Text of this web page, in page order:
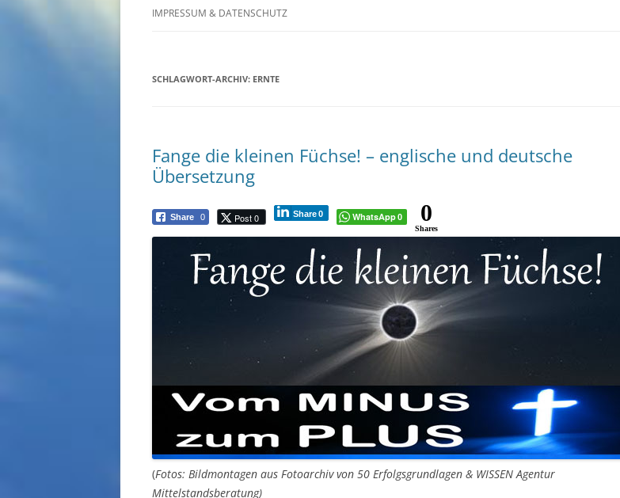
IMPRESSUM & DATENSCHUTZ
SCHLAGWORT-ARCHIV: ERNTE
Fange die kleinen Füchse! – englische und deutsche
Übersetzung
Share 0 Post 0 Share0 WhatsApp0 0
Shares
(Fotos: Bildmontagen aus Fotoarchiv von 50 Erfolgsgrundlagen & WISSEN Agentur
Mittelstandsberatung)